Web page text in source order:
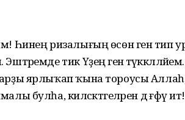
Һинең ризалығың өсөн генә тип
тик Үҙеңә генә
ярлыҡап ҡына тороусы Аллаһ,
булһа, киләсәктәгеләрен дә ғәфү